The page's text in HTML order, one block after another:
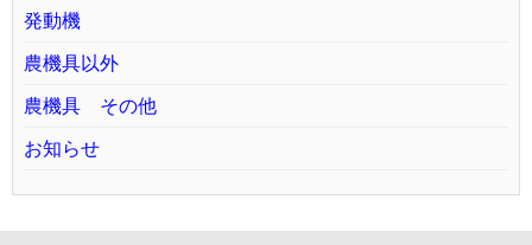
発動機
農機具以外
農機具 その他
お知らせ